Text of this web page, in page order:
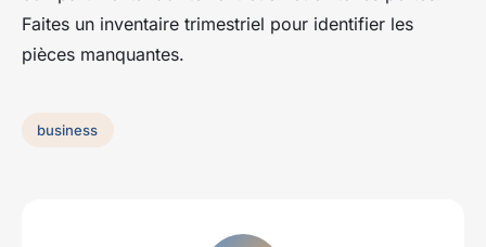
Faites un inventaire trimestriel pour identifier les
pièces manquantes.
business